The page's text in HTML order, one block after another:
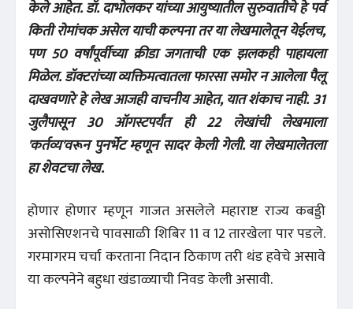
केले आहेत. डॉ. दाभोलकर यांच्या आयुष्यातील सुरुवातीचे हे पर्व
किती रोमांचक असेल याची कल्पना तर या लेखमालेतून येईलच,
पण 50 वर्षांपूर्वीच्या क्रीडा जगताची एक झलकही पाहायला
मिळेल. डॉक्टरांच्या व्यक्तिमत्वातला फारसा समोर न आलेला पैलू
दाखवणारे हे लेख आजही वाचनीय आहेत, यात शंकाच नाही. 31
जुलैपासून 30 ऑगस्टपर्यंत ही 22 लेखांची लेखमाला
'कर्तव्य'वरून पुनर्भेट म्हणून सादर केली गेली. या लेखमालेतला
हा शेवटचा लेख.
होणार होणार म्हणून गाजत असलेले महाराष्ट राज्य कबड्डी
असोसिएशनचे पावसाळी शिबिर 11 व 12 तारखेला पार पडले.
गरमागरम चर्चा करताना निदान ठिकाण तरी थंड हवेचे असावे
या कल्पनेने बहुधा खंडाळ्याची निवड केली असावी.